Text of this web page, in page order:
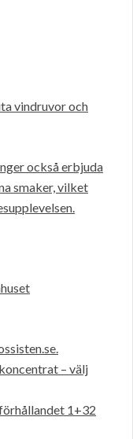
vindruvor och
också erbjuda
smaker, vilket
– välj
1+32